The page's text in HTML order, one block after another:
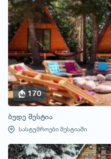
170
ბუდე მესტია
სასტუმროები მესტიაში